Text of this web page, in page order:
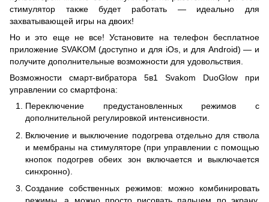
стимулятор также будет работать — идеально для
захватывающей игры на двоих!
Но и это еще не все! Установите на телефон бесплатное
приложение SVAKOM (доступно и для iOs, и для Android) — и
получите дополнительные возможности для удовольствия.
Возможности смарт-вибратора 5в1 Svakom DuoGlow при
управлении со смартфона:
Переключение предустановленных режимов с
дополнительной регулировкой интенсивности.
Включение и выключение подогрева отдельно для ствола
и мембраны на стимуляторе (при управлении с помощью
кнопок подогрев обеих зон включается и выключается
синхронно).
Создание собственных режимов: можно комбинировать